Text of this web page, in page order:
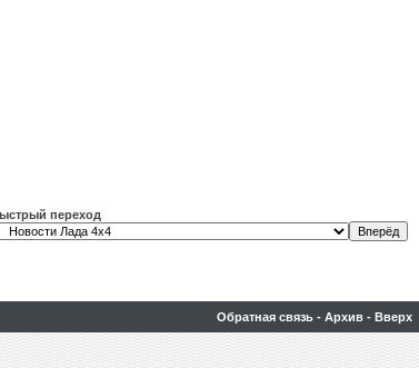
переход
Обратная связь - Архив - Вверх